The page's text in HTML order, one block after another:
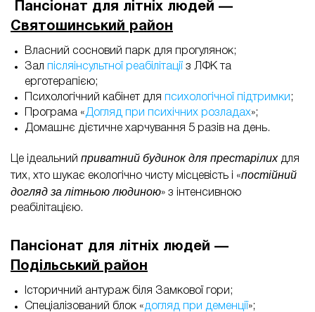
Пансіонат для літніх людей —
Святошинський район
Власний сосновий парк для прогулянок;
Зал післяінсультної реабілітації
з ЛФК та
ерготерапією;
Психологічний кабінет для психологічної підтримки ;
Програма «Догляд при психічних розладах»;
Домашнє дієтичне харчування 5 разів на день.
Це ідеальний приватний будинок для престарілихдля
тих, хто шукає екологічно чисту місцевість і «постійний
догляд за літньою людиною» з інтенсивною
реабілітацією.
Пансіонат для літніх людей —
Подільський район
Історичний антураж біля Замкової гори;
Спеціалізований блок «догляд при деменції »;